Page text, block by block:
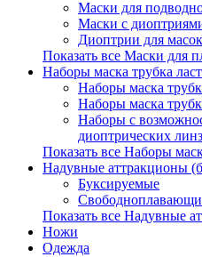
Маски для
Маски с
Диоптрии для
Показать все Маски для
Наборы маска трубка
Наборы маска
Наборы маска
Наборы с
диоптрических линз
Показать все Наборы
Надувные аттракционы
Буксируемые
Показать все Надувные
Ножи
Одежда